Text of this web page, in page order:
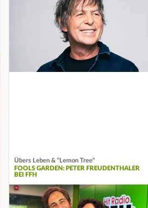
Übers Leben & "Lemon Tree"
FOOLS GARDEN: PETER FREUDENTHALER
BEI FFH